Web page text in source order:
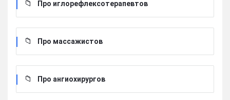
Про иглорефлексотерапевтов
Про массажистов
Про ангиохирургов